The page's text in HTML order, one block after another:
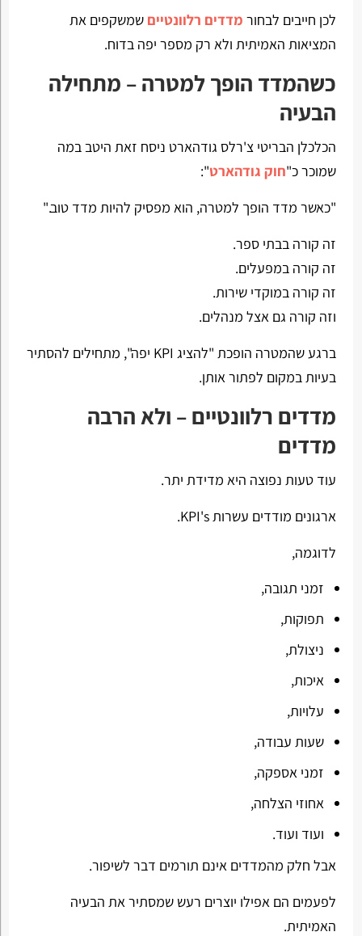
לכן חייבים לבחור מדדים רלוונטיים שמשקפים את
המציאות האמיתית ולא רק מספר יפה בדוח.
כשהמדד הופך למטרה – מתחילה
הבעיה
הכלכלן הבריטי צ'רלס גודהארט ניסח זאת היטב במה
שמוכר כ"חוק גודהארט":
"כאשר מדד הופך למטרה, הוא מפסיק להיות מדד טוב."
זה קורה בבתי ספר.
זה קורה במפעלים.
זה קורה במוקדי שירות.
וזה קורה גם אצל מנהלים.
ברגע שהמטרה הופכת "להציג KPI יפה", מתחילים להסתיר
בעיות במקום לפתור אותן.
מדדים רלוונטיים – ולא הרבה
מדדים
עוד טעות נפוצה היא מדידת יתר.
ארגונים מודדים עשרות KPI's.
לדוגמה,
זמני תגובה,
תפוקות,
ניצולת,
איכות,
עלויות,
שעות עבודה,
זמני אספקה,
אחוזי הצלחה,
ועוד ועוד.
אבל חלק מהמדדים אינם תורמים דבר לשיפור.
לפעמים הם אפילו יוצרים רעש שמסתיר את הבעיה
האמיתית.